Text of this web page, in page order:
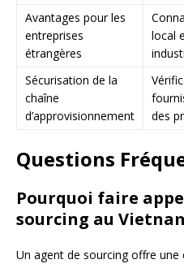
Avantages pour les
entreprises
étrangères
local
Sécurisation de la
chaîne
d’approvisionnement
des
Questions
Pourquoi faire
sourcing au
Un agent de sourcing offre